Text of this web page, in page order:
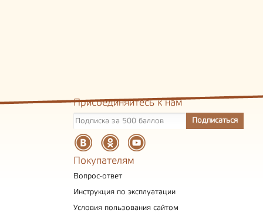
Присоединяйтесь к нам
Покупателям
Вопрос-ответ
Инструкция по эксплуатации
Условия пользования сайтом